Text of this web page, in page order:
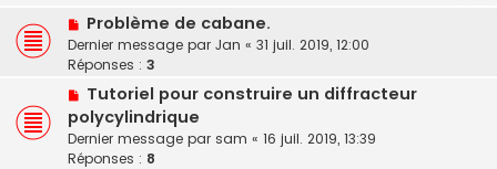
Problème de cabane.
Dernier message par Jan « 31 juil. 2019, 12:00
Réponses : 3
Tutoriel pour construire un diffracteur
polycylindrique
Dernier message par sam « 16 juil. 2019, 13:39
Réponses : 8